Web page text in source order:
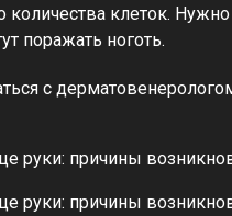
клеток.
поражать ноготь.
с